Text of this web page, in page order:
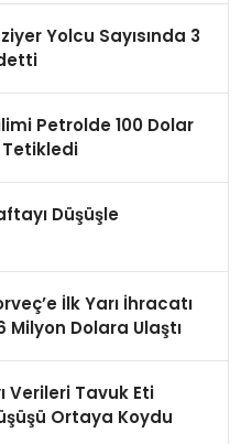
Yolcu Sayısında 3
Petrolde 100 Dolar
Tetikledi
Düşüşle
İlk Yarı İhracatı
Milyon Dolara Ulaştı
Verileri Tavuk Eti
Ortaya Koydu